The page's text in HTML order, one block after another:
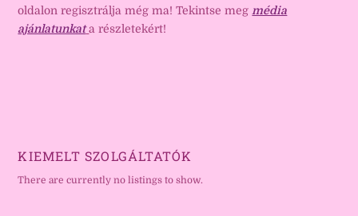
oldalon regisztrálja még ma! Tekintse meg média
ajánlatunkat a részletekért!
KIEMELT SZOLGÁLTATÓK
There are currently no listings to show.